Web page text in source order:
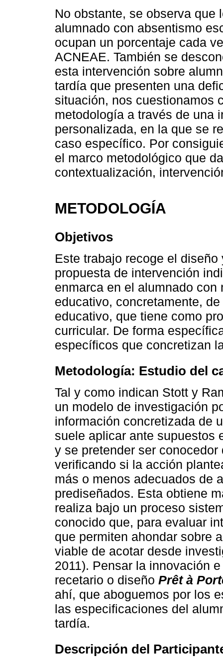
No obstante, se observa
alumnado con absentismo
ocupan un porcentaje cada
ACNEAE. También se
esta intervención sobre
tardía que presenten una
situación, nos cuestionamos
metodología a través de una
personalizada, en la que se
caso específico. Por
el marco metodológico que
contextualización,
METODOLOGÍA
Objetivos
Este trabajo recoge el
propuesta de intervención
enmarca en el alumnado
educativo, concretamente,
educativo, que tiene como
curricular. De forma
específicos que concretizan
Metodología: Estudio del
Tal y como indican Stott y
un modelo de investigación
información concretizada de
suele aplicar ante supuestos
y se pretender ser
verificando si la acción
más o menos adecuados de
prediseñados. Esta obtiene
realiza bajo un proceso
conocido que, para evaluar
que permiten ahondar sobre
viable de acotar desde
2011). Pensar la innovación
recetario o diseño Prêt à
ahí, que aboguemos por los
las especificaciones del
tardía.
Descripción del